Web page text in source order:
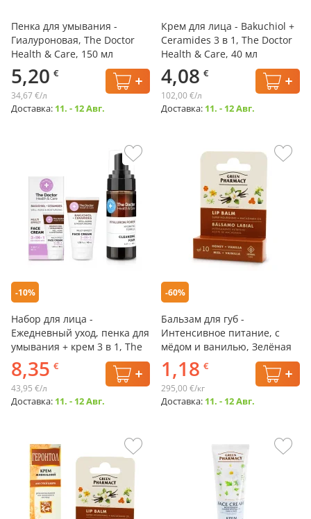
Пенка для умывания -
Гиалуроновая, The Doctor
Health & Care, 150 мл
5,20 €
34,67 €/л
Доставка: 11. - 12 Авг.
Крем для лица - Bakuchiol +
Ceramides 3 в 1, The Doctor
Health & Care, 40 мл
4,08 €
102,00 €/л
Доставка: 11. - 12 Авг.
-10%
Набор для лица -
Ежедневный уход, пенка для
умывания + крем 3 в 1, The
Doctor Health & Care
8,35 €
43,95 €/л
Доставка: 11. - 12 Авг.
-60%
Бальзам для губ -
Интенсивное питание, с
мёдом и ванилью, Зелёная
Аптека , 3,6 г
1,18 €
295,00 €/кг
Доставка: 11. - 12 Авг.